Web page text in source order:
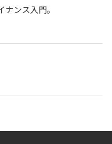
ンス入門。